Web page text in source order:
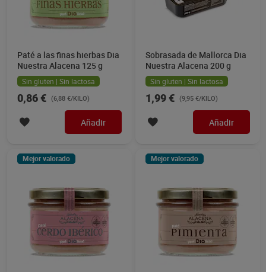
Paté a las finas hierbas Dia
Nuestra Alacena 125 g
Sin gluten | Sin lactosa
0,86 € (6,88 €/KILO)
Añadir
Sobrasada de Mallorca Dia
Nuestra Alacena 200 g
Sin gluten | Sin lactosa
1,99 € (9,95 €/KILO)
Añadir
Mejor valorado Mejor valorado